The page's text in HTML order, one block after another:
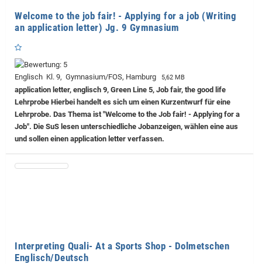
Welcome to the job fair! - Applying for a job (Writing
an application letter) Jg. 9 Gymnasium
Englisch Kl. 9, Gymnasium/FOS, Hamburg 5,62 MB
application letter, englisch 9, Green Line 5, Job fair, the good life
Lehrprobe Hierbei handelt es sich um einen Kurzentwurf für eine
Lehrprobe. Das Thema ist "Welcome to the Job fair! - Applying for a
Job". Die SuS lesen unterschiedliche Jobanzeigen, wählen eine aus
und sollen einen application letter verfassen.
Interpreting Quali- At a Sports Shop - Dolmetschen
Englisch/Deutsch